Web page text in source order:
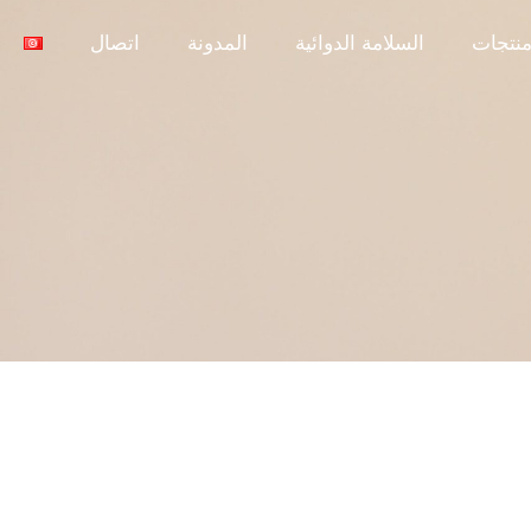
منتجات السلامة الدوائية المدونة اتصال